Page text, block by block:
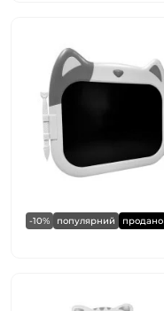
-10% популярний продано